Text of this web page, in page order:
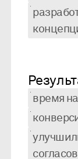
время